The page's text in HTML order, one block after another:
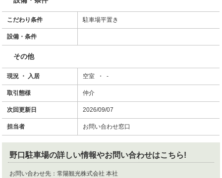
こだわり条件 駐車場平置き
設備・条件
その他
現況 ・ 入居 空室 ・ -
取引態様 仲介
次回更新日 2026/09/07
担当者 お問い合わせ窓口
野口駐車場の詳しい情報やお問い合わせはこちら!
お問い合わせ先： 常陽観光株式会社 本社